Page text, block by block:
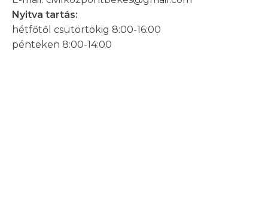
Nyitva tartás:
hétfőtől csütörtökig 8:00-16:00
pénteken 8:00-14:00